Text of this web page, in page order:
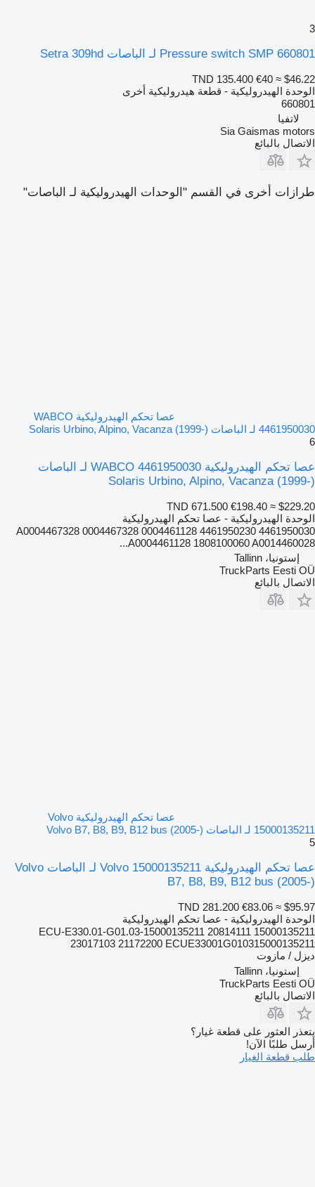
3
Pressure switch SMP 660801 لـ الباصات Setra 309hd
TND 135.400 €40 ≈ $46.22
الوحدة الهيدروليكية - قطعة هيدروليكية أخرى
660801
لاتفيا
Sia Gaismas motors
الاتصال بالبائع
طرازات أخرى في القسم "الوحدات الهيدروليكية لـ الباصات"
عصا تحكم الهيدروليكية WABCO
4461950030 لـ الباصات Solaris Urbino, Alpino, Vacanza (1999-)
6
عصا تحكم الهيدروليكية WABCO 4461950030 لـ الباصات
Solaris Urbino, Alpino, Vacanza (1999-)
TND 671.500 €198.40 ≈ $229.20
الوحدة الهيدروليكية - عصا تحكم الهيدروليكية
4461950030 4461950230 A0004467328 0004467328 0004461128
A0004461128 1808100060 A0014460028...
إستونيا، Tallinn
TruckParts Eesti OÜ
الاتصال بالبائع
عصا تحكم الهيدروليكية Volvo
15000135211 لـ الباصات Volvo B7, B8, B9, B12 bus (2005-)
5
عصا تحكم الهيدروليكية Volvo 15000135211 لـ الباصات Volvo
B7, B8, B9, B12 bus (2005-)
TND 281.200 €83.06 ≈ $95.97
الوحدة الهيدروليكية - عصا تحكم الهيدروليكية
15000135211 ECU-E330.01-G01.03-15000135211 20814111
23017103 21172200 ECUE33001G010315000135211
ديزل / مازوت
إستونيا، Tallinn
TruckParts Eesti OÜ
الاتصال بالبائع
يتعذر العثور على قطعة غيار؟
أرسل طلبًا الآن!
طلب قطعة الغيار